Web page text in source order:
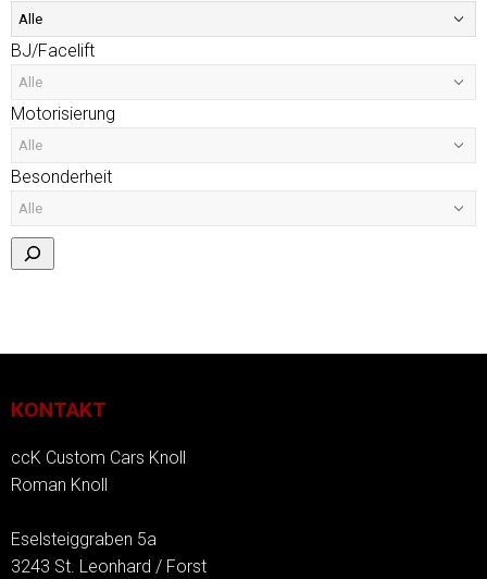
BJ/Facelift
Motorisierung
Besonderheit
KONTAKT
ccK Custom Cars Knoll
Roman Knoll
Eselsteiggraben 5a
3243 St. Leonhard / Forst